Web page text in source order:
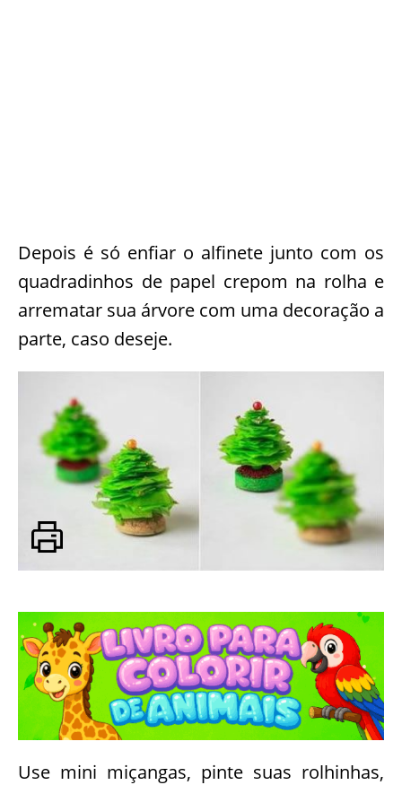
Depois é só enfiar o alfinete junto com os
quadradinhos de papel crepom na rolha e
arrematar sua árvore com uma decoração a
parte, caso deseje.
Use mini miçangas, pinte suas rolhinhas,